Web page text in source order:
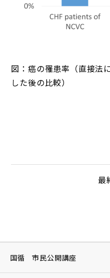
図：癌の罹患率（直接法
した後の比較）
最
国循 市民公開講座